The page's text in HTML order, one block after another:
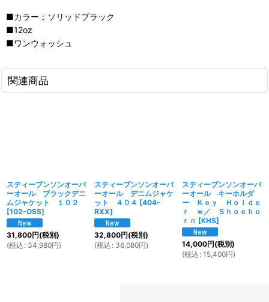
■カラー：ソリッドブラック
■12oz
■ワンウォッシュ
関連商品
スティーブンソンオーバ
ーオール ブラックデニ
ムジャケット １０２
[102-OSS]
31,800円(税別)
(税込 : 34,980円)
スティーブンソンオーバ
ーオール デニムジャケ
ット ４０４ [404-
RXX]
32,800円(税別)
(税込 : 36,080円)
スティーブンソンオーバ
ーオール キーホルダ
ー Ｋｅｙ Ｈｏｌｄｅ
ｒ ｗ／ Ｓｈｏｅｈｏ
ｒｎ [KHS]
14,000円(税別)
(税込 : 15,400円)